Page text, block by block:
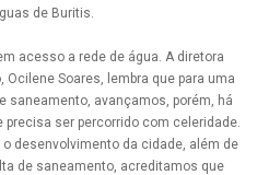
de Buritis.
acesso a rede de água. A diretora
Soares, lembra que para uma
saneamento, avançamos, porém, há
ser percorrido com celeridade.
desenvolvimento da cidade, além de
de saneamento, acreditamos que